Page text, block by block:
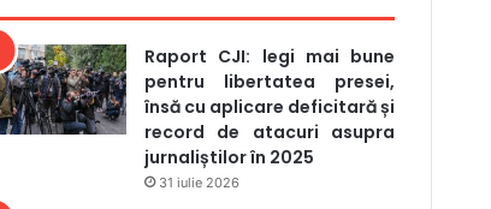
Raport CJI: legi mai bune
pentru libertatea presei,
însă cu aplicare deficitară și
record de atacuri asupra
jurnaliștilor în 2025
31 iulie 2026